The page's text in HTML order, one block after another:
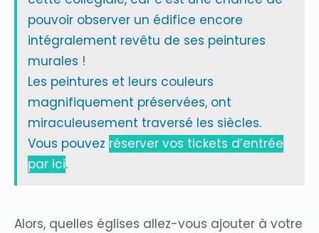
pouvoir observer un édifice encore
intégralement revêtu de ses peintures
murales !
Les peintures et leurs couleurs
magnifiquement préservées, ont
miraculeusement traversé les siècles.
Vous pouvez réserver vos tickets d’entrée
par ici.
Alors, quelles églises allez-vous ajouter à votre